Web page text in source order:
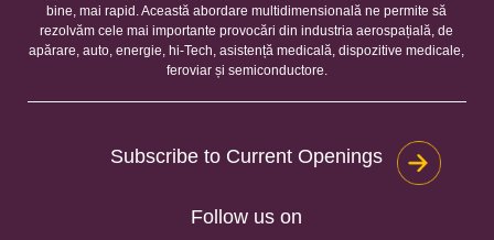
bine, mai rapid. Această abordare multidimensională ne permite să
rezolvăm cele mai importante provocări din industria aerospațială, de
apărare, auto, energie, hi-Tech, asistență medicală, dispozitive medicale,
feroviar și semiconductore.
Subscribe to Current Openings
Follow us on